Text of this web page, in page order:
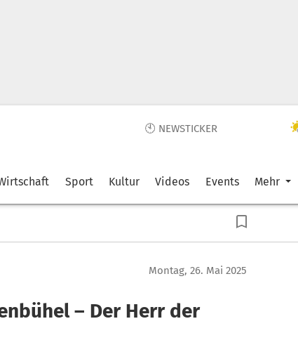
🕙 NEWSTICKER
Sport Kultur Videos Events Mehr
Montag, 26. Mai 2025
– Der Herr der